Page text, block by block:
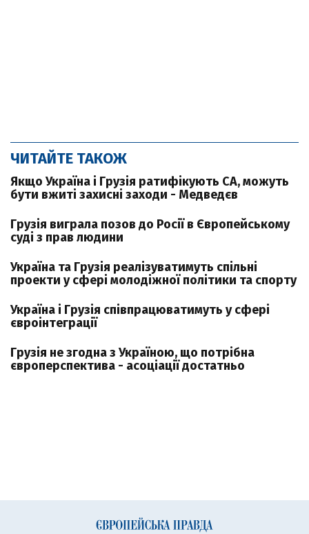
ЧИТАЙТЕ ТАКОЖ
Якщо Україна і Грузія ратифікують СА, можуть
бути вжиті захисні заходи - Медведєв
Грузія виграла позов до Росії в Європейському
суді з прав людини
Україна та Грузія реалізуватимуть спільні
проекти у сфері молодіжної політики та спорту
Україна і Грузія співпрацюватимуть у сфері
євроінтеграції
Грузія не згодна з Україною, що потрібна
європерспектива - асоціації достатньо